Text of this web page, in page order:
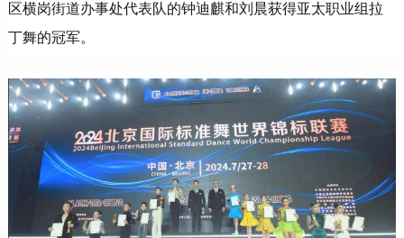
区横岗街道办事处代表队的钟迪麒和刘晨获得亚太职业组拉
丁舞的冠军。